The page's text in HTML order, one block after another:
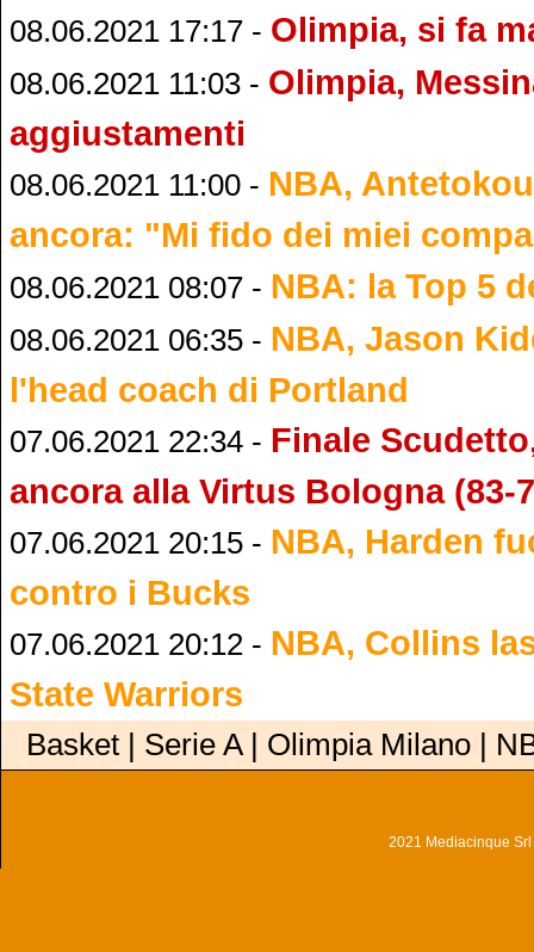
08.06.2021 17:17 - Olimpia, si fa
08.06.2021 11:03 - Olimpia,
aggiustamenti
08.06.2021 11:00 - NBA,
ancora: "Mi fido dei miei
08.06.2021 08:07 - NBA: la Top 5
08.06.2021 06:35 - NBA, Jason
l'head coach di Portland
07.06.2021 22:34 - Finale
ancora alla Virtus Bologna (83-
07.06.2021 20:15 - NBA, Harden
contro i Bucks
07.06.2021 20:12 - NBA, Collins
State Warriors
Basket | Serie A | Olimpia Milano |
2021 Mediacinque Srl